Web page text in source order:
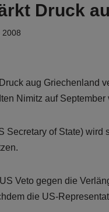
Druck
2008
aug Griechenland
Nimitz auf September
Secretary of State)
Veto gegen die
die US-